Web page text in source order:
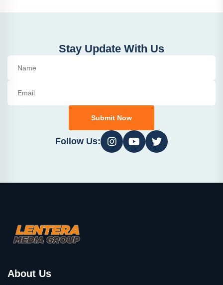
Stay Update With Us
Submit Now
Follow Us:
About Us